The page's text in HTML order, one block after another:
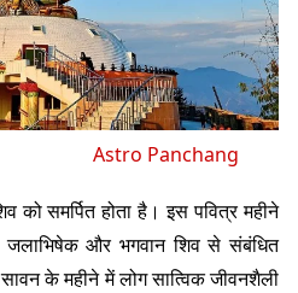
Astro Panchang
को समर्पित होता है। इस पवित्र महीने
जलाभिषेक और भगवान शिव से संबंधित
के महीने में लोग सात्विक जीवनशैली